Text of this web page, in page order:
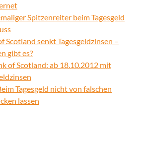
Spitzenreiter beim Tagesgeld
Scotland senkt Tagesgeldzinsen –
gibt es?
of Scotland: ab 18.10.2012 mit
Tagesgeld nicht von falschen
lassen